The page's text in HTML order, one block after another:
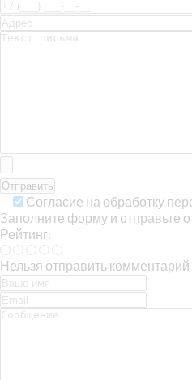
Согласие на обработку
Заполните форму и отправьте
Рейтинг:
Нельзя отправить комментарий